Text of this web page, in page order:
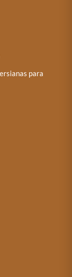
para